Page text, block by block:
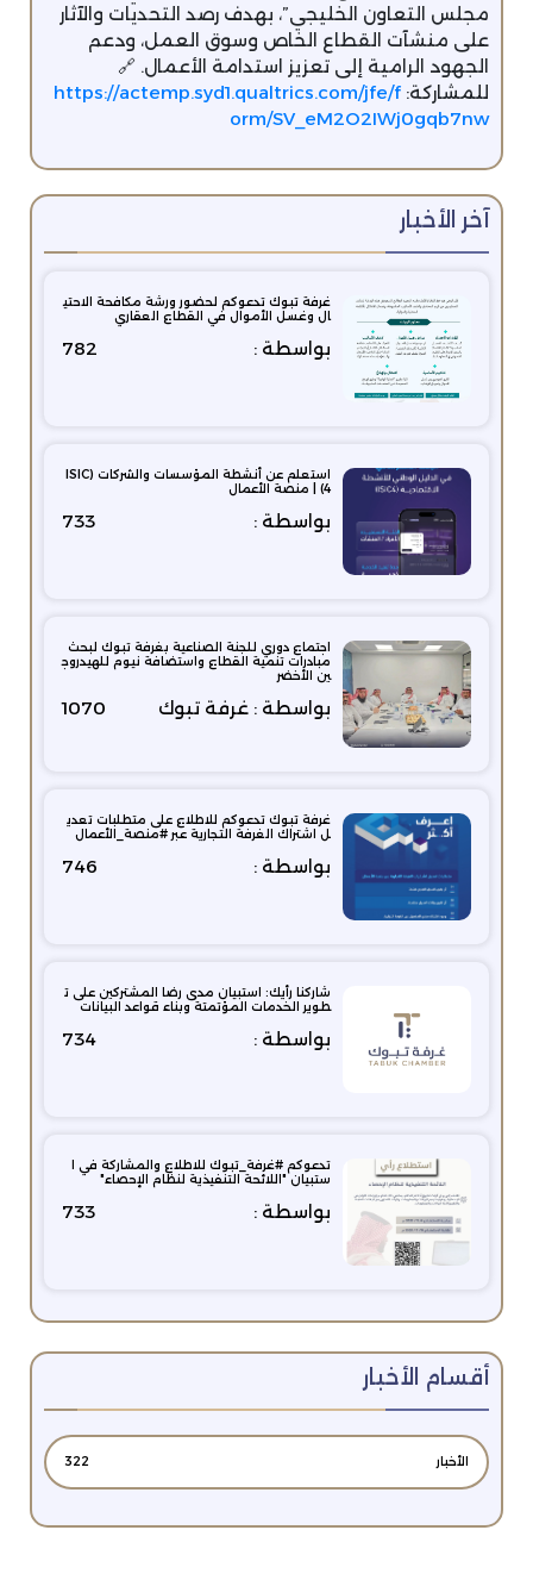
مجلس التعاون الخليجي”، بهدف رصد التحديات والآثار
على منشآت القطاع الخاص وسوق العمل، ودعم
الجهود الرامية إلى تعزيز استدامة الأعمال. 🔗
للمشاركة: https://actemp.syd1.qualtrics.com/jfe/f
orm/SV_eM2O2IWj0gqb7nw
آخر الأخبار
غرفة تبوك تدعوكم لحضور ورشة مكافحة الاحتي
ال وغسل الأموال في القطاع العقاري
بواسطة : 782
استعلم عن أنشطة المؤسسات والشركات (ISIC
4) | منصة الأعمال
بواسطة : 733
اجتماع دوري للجنة الصناعية بغرفة تبوك لبحث
مبادرات تنمية القطاع واستضافة نيوم للهيدروج
ين الأخضر
بواسطة : غرفة تبوك 1070
غرفة تبوك تدعوكم للاطلاع على متطلبات تعدي
ل اشتراك الغرفة التجارية عبر #منصة_الأعمال
بواسطة : 746
شاركنا رأيك: استبيان مدى رضا المشتركين على ت
طوير الخدمات المؤتمتة وبناء قواعد البيانات
بواسطة : 734
تدعوكم #غرفة_تبوك للاطلاع والمشاركة في ا
ستبيان "اللائحة التنفيذية لنظام الإحصاء"
بواسطة : 733
أقسام الأخبار
الأخبار 322